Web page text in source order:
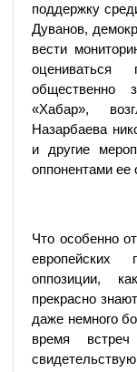
поддержку
Дуванов,
вести
общественно
«Хабар»,
Назарбаева
и другие
оппонентами ее
Что особенно
европейских
оппозиции,
прекрасно
даже немного
время